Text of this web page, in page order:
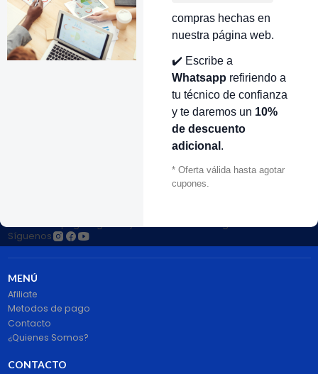
compras hechas en
nuestra página web.
✔️ Escribe a
Whatsapp refiriendo a
tu técnico de confianza
y te daremos un 10%
de descuento
adicional .
* Oferta válida hasta agotar
cupones.
VOLVER ARRIBA
Síguenos
MENÚ
Afiliate
Metodos de pago
Contacto
¿Quienes Somos?
CONTACTO